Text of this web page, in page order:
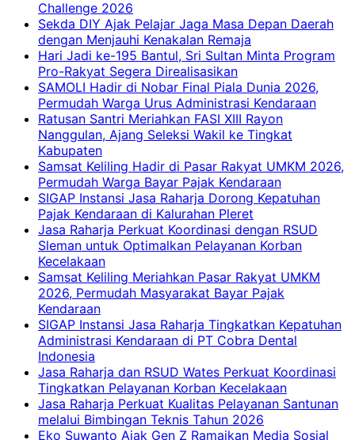
Challenge 2026
Sekda DIY Ajak Pelajar Jaga Masa Depan Daerah
dengan Menjauhi Kenakalan Remaja
Hari Jadi ke-195 Bantul, Sri Sultan Minta Program
Pro-Rakyat Segera Direalisasikan
SAMOLI Hadir di Nobar Final Piala Dunia 2026,
Permudah Warga Urus Administrasi Kendaraan
Ratusan Santri Meriahkan FASI XIII Rayon
Nanggulan, Ajang Seleksi Wakil ke Tingkat
Kabupaten
Samsat Keliling Hadir di Pasar Rakyat UMKM 2026,
Permudah Warga Bayar Pajak Kendaraan
SIGAP Instansi Jasa Raharja Dorong Kepatuhan
Pajak Kendaraan di Kalurahan Pleret
Jasa Raharja Perkuat Koordinasi dengan RSUD
Sleman untuk Optimalkan Pelayanan Korban
Kecelakaan
Samsat Keliling Meriahkan Pasar Rakyat UMKM
2026, Permudah Masyarakat Bayar Pajak
Kendaraan
SIGAP Instansi Jasa Raharja Tingkatkan Kepatuhan
Administrasi Kendaraan di PT Cobra Dental
Indonesia
Jasa Raharja dan RSUD Wates Perkuat Koordinasi
Tingkatkan Pelayanan Korban Kecelakaan
Jasa Raharja Perkuat Kualitas Pelayanan Santunan
melalui Bimbingan Teknis Tahun 2026
Eko Suwanto Ajak Gen Z Ramaikan Media Sosial